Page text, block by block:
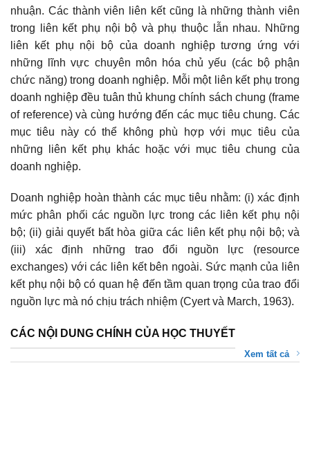
nhuận. Các thành viên liên kết cũng là những thành viên
trong liên kết phụ nội bộ và phụ thuộc lẫn nhau. Những
liên kết phụ nội bộ của doanh nghiệp tương ứng với
những lĩnh vực chuyên môn hóa chủ yếu (các bộ phận
chức năng) trong doanh nghiệp. Mỗi một liên kết phụ trong
doanh nghiệp đều tuân thủ khung chính sách chung (frame
of reference) và cùng hướng đến các mục tiêu chung. Các
mục tiêu này có thể không phù hợp với mục tiêu của
những liên kết phụ khác hoặc với mục tiêu chung của
doanh nghiệp.
Doanh nghiệp hoàn thành các mục tiêu nhằm: (i) xác định
mức phân phối các nguồn lực trong các liên kết phụ nội
bộ; (ii) giải quyết bất hòa giữa các liên kết phụ nội bộ; và
(iii) xác định những trao đổi nguồn lực (resource
exchanges) với các liên kết bên ngoài. Sức mạnh của liên
kết phụ nội bộ có quan hệ đến tầm quan trọng của trao đổi
nguồn lực mà nó chịu trách nhiệm (Cyert và March, 1963).
CÁC NỘI DUNG CHÍNH CỦA HỌC THUYẾT
Xem tất cả